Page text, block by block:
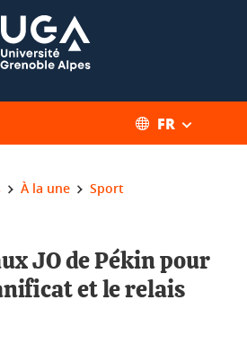
de recherche FR
À la une Sport
JO de Pékin pour
et le relais